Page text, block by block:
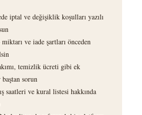
iptal ve değişiklik koşulları yazılı
ve iade şartları önceden
temizlik ücreti gibi ek
sorun
saatleri ve kural listesi hakkında